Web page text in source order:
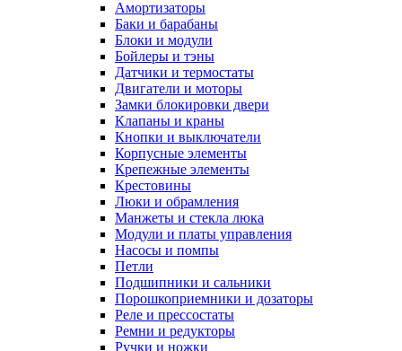
Амортизаторы
Баки и барабаны
Блоки и модули
Бойлеры и тэны
Датчики и термостаты
Двигатели и моторы
Замки блокировки двери
Клапаны и краны
Кнопки и выключатели
Корпусные элементы
Крепежные элементы
Крестовины
Люки и обрамления
Манжеты и стекла люка
Модули и платы управления
Насосы и помпы
Петли
Подшипники и сальники
Порошкоприемники и дозаторы
Реле и прессостаты
Ремни и редукторы
Ручки и ножки